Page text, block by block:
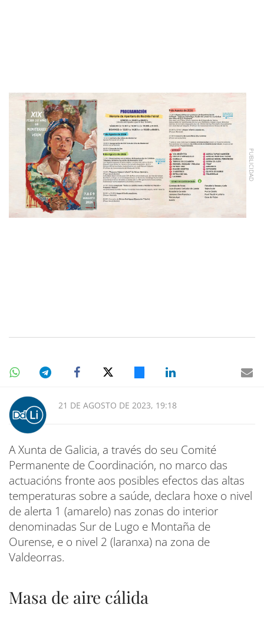
21 DE AGOSTO DE 2023, 19:18
A Xunta de Galicia, a través do seu Comité
Permanente de Coordinación, no marco das
actuacións fronte aos posibles efectos das altas
temperaturas sobre a saúde, declara hoxe o nivel
de alerta 1 (amarelo) nas zonas do interior
denominadas Sur de Lugo e Montaña de
Ourense, e o nivel 2 (laranxa) na zona de
Valdeorras.
Masa de aire cálida